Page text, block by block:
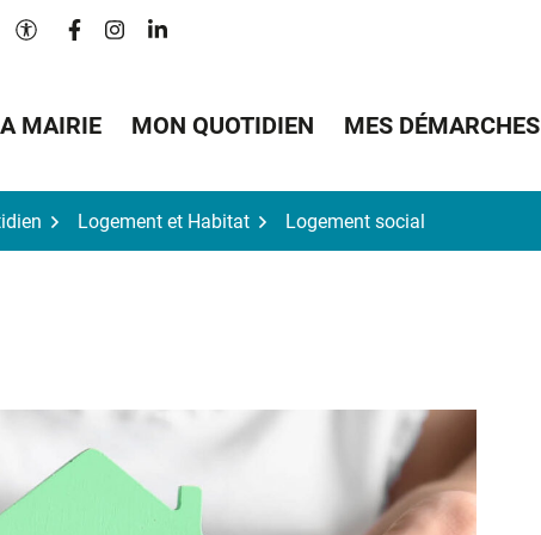
Paramètres d'accessibilité
Lien vers le compte Facebook
Lien vers le compte Instagram
Lien vers le compte Linkedin
MAIRIE MON QUOTIDIEN MES DÉMARCHES
Logement et Habitat Logement social